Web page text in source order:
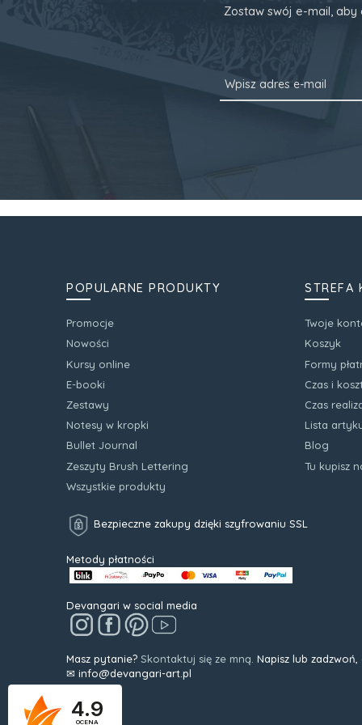
Zostaw swój e-mail,
POPULARNE PRODUKTY
Promocje
Nowości
Kursy online
E-booki
Zestawy
Notesy w kropki
Bullet Journal
Zeszyty Brush Lettering
Wszystkie produkty
STREFA
Twoje
Koszyk
Formy
Czas i
Czas
Lista
Blog
Tu kupisz
Bezpieczne zakupy dzięki szyfrowaniu SSL
Metody płatności
Devangari w social media
Masz pytanie? Skontaktuj się ze mną. Napisz lub
✉ info@devangari-art.pl
4.9
OCENA